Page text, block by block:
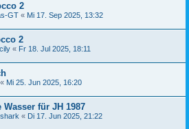
2
GT « Mi 17. Sep 2025, 13:32
2
« Fr 18. Jul 2025, 18:11
« Mi 25. Jun 2025, 16:20
für JH 1987
« Di 17. Jun 2025, 21:22